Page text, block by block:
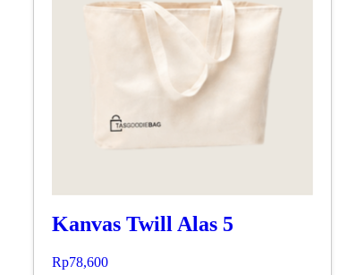
Kanvas Twill Alas 5
Rp78,600